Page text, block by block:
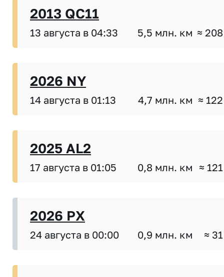
2013 QC11
13 августа в 04:33 5,5 млн. км ≈
2026 NY
14 августа в 01:13 4,7 млн. км ≈
2025 AL2
17 августа в 01:05 0,8 млн. км ≈
2026 PX
24 августа в 00:00 0,9 млн. км ≈